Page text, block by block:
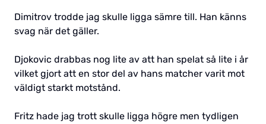
Dimitrov trodde jag skulle ligga sämre till. Han känns
svag när det gäller.
Djokovic drabbas nog lite av att han spelat så lite i år
vilket gjort att en stor del av hans matcher varit mot
väldigt starkt motstånd.
Fritz hade jag trott skulle ligga högre men tydligen